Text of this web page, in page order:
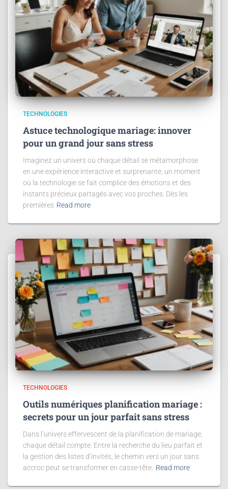
TECHNOLOGIES
Astuce technologique mariage: innover
pour un grand jour sans stress
Imaginez un univers où chaque détail se métamorphose
en une expérience interactive et surprenante, un moment
où la technologie se fait complice des émotions et des
instants précieux partagés avec vos proches. Dès les
premières Read more
TECHNOLOGIES
Outils numériques planification mariage :
secrets pour un jour parfait sans stress
Dans l’univers effervescent de la planification de mariage,
chaque détail compte. Entre la recherche du lieu parfait et
la gestion des listes d’invités, le chemin vers un jour sans
accroc peut se transformer en casse-tête. Read more